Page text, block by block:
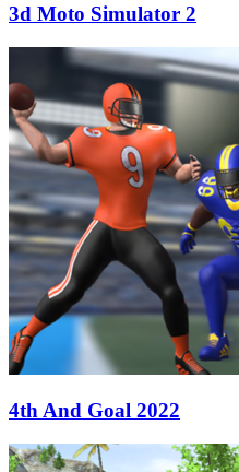
3d Moto Simulator 2
4th And Goal 2022